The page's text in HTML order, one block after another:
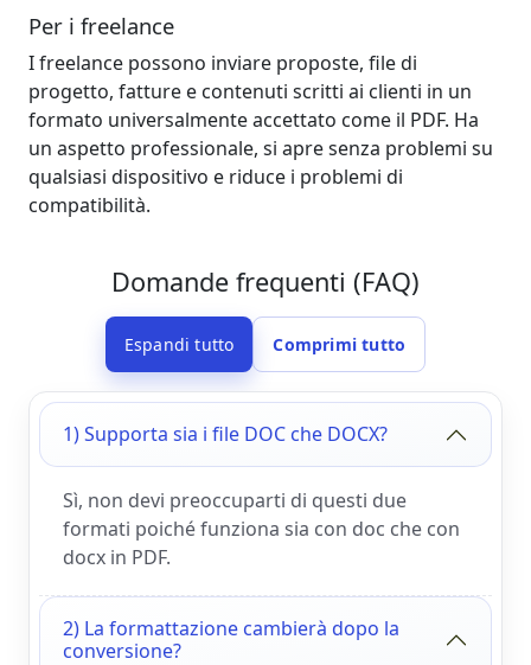
Per i freelance
I freelance possono inviare proposte, file di
progetto, fatture e contenuti scritti ai clienti in un
formato universalmente accettato come il PDF. Ha
un aspetto professionale, si apre senza problemi su
qualsiasi dispositivo e riduce i problemi di
compatibilità.
Domande frequenti (FAQ)
Espandi tutto Comprimi tutto
1) Supporta sia i file DOC che DOCX?
Sì, non devi preoccuparti di questi due
formati poiché funziona sia con doc che con
docx in PDF.
2) La formattazione cambierà dopo la
conversione?